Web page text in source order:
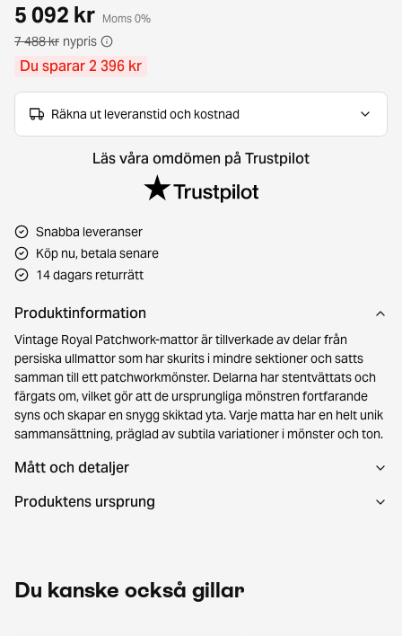
5 092 kr Moms 0%
7 488 kr nypris
Du sparar 2 396 kr
Räkna ut leveranstid och kostnad
Läs våra omdömen på Trustpilot
Snabba leveranser
Köp nu, betala senare
14 dagars returrätt
Produktinformation
Vintage Royal Patchwork-mattor är tillverkade av delar från
persiska ullmattor som har skurits i mindre sektioner och satts
samman till ett patchworkmönster. Delarna har stentvättats och
färgats om, vilket gör att de ursprungliga mönstren fortfarande
syns och skapar en snygg skiktad yta. Varje matta har en helt unik
sammansättning, präglad av subtila variationer i mönster och ton.
Mått och detaljer
Produktens ursprung
Du kanske också gillar